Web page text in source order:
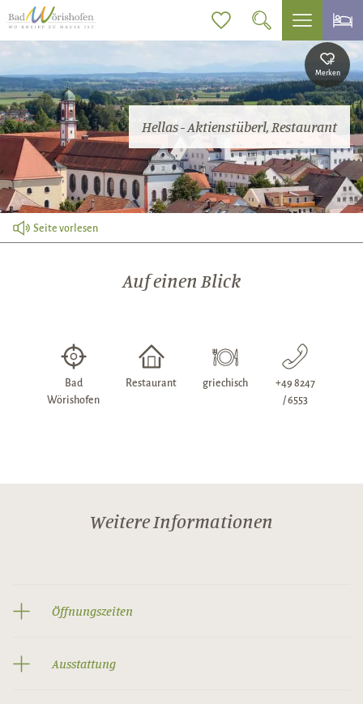
Hellas - Aktienstüberl, Restaurant
Seite vorlesen
Auf einen Blick
Bad
Wörishofen
Restaurant griechisch
+49 8247
/ 6553
Weitere Informationen
Öffnungszeiten
Ausstattung
Merken